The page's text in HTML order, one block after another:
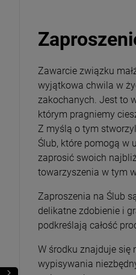
DO
Zawarcie związku
wyjątkowa chwila w
zakochanych. Jest to
którym pragniemy
Z myślą o tym
Ślub, które pomogą w
zaprosić swoich
towarzyszenia w tym
Zaproszenia na Ślub
delikatne zdobienie i
podkreślają całość
W środku znajduje się
wypisywania